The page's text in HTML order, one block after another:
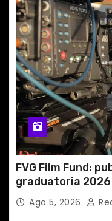
FVG Film Fund:
graduatoria 2026
Ago 5, 2026